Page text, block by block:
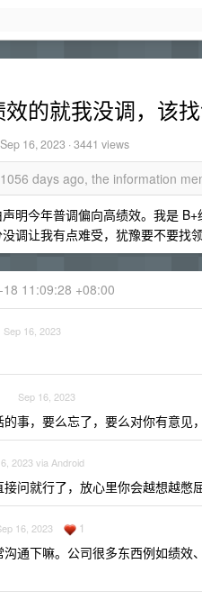
的就我没调，该
Sep 16, 2023 · 3441 views
days ago, the information
明今年普调偏向高绩效。我是
调让我有点难受，犹豫要不要找
11:09:28 +08:00
Sep 16, 2023
Sep 16, 2023
的事，要么忘了，要么对你有意见
2023 via Android
问就行了，放心里你会越想越憋
16, 2023 1
沟通下嘛。公司很多东西例如绩